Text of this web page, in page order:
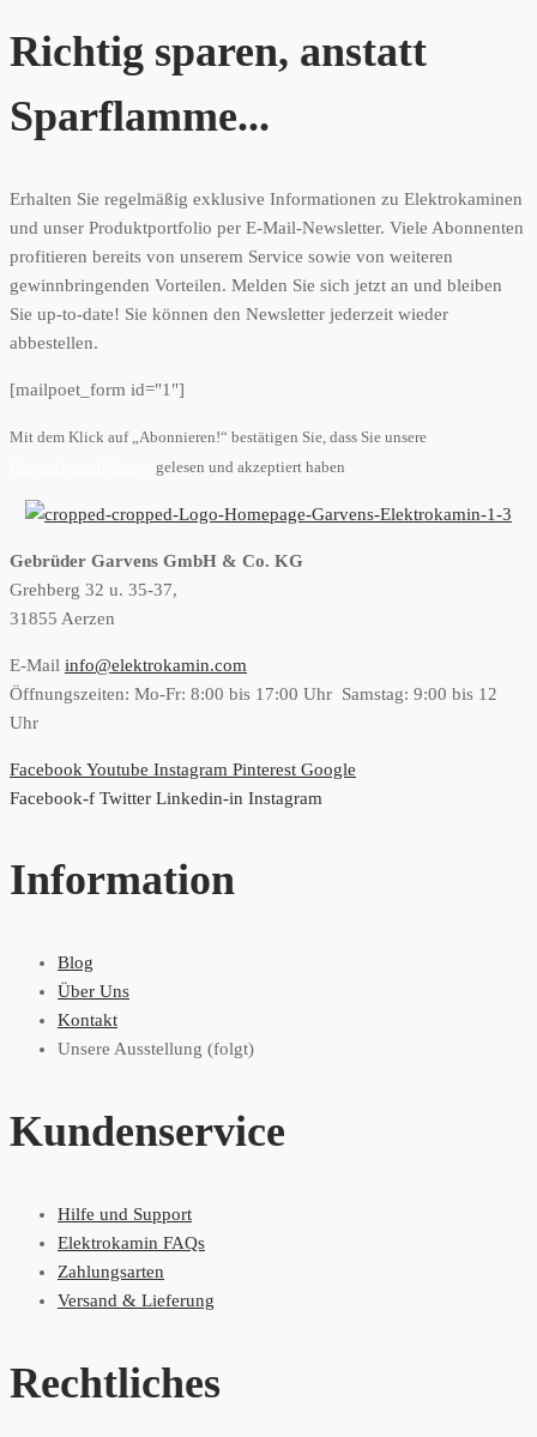
Richtig sparen, anstatt
Sparflamme...
Erhalten Sie regelmäßig exklusive Informationen zu Elektrokaminen
und unser Produktportfolio per E-Mail-Newsletter. Viele Abonnenten
profitieren bereits von unserem Service sowie von weiteren
gewinnbringenden Vorteilen. Melden Sie sich jetzt an und bleiben
Sie up-to-date! Sie können den Newsletter jederzeit wieder
abbestellen.
[mailpoet_form id="1"]
Mit dem Klick auf „Abonnieren!“ bestätigen Sie, dass Sie unsere
gelesen und akzeptiert haben
Gebrüder Garvens GmbH & Co. KG
Grehberg 32 u. 35-37,
31855 Aerzen
E-Mail info@elektrokamin.com
Öffnungszeiten: Mo-Fr: 8:00 bis 17:00 Uhr Samstag: 9:00 bis 12
Uhr
Facebook Youtube Instagram Pinterest Google
Facebook-f Twitter Linkedin-in Instagram
Information
Blog
Über Uns
Kontakt
Unsere Ausstellung (folgt)
Kundenservice
Hilfe und Support
Elektrokamin FAQs
Zahlungsarten
Versand & Lieferung
Rechtliches